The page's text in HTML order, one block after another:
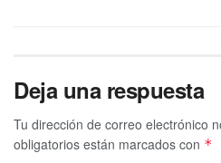
Deja una respuesta
Tu dirección de correo electrónico
obligatorios están marcados con *